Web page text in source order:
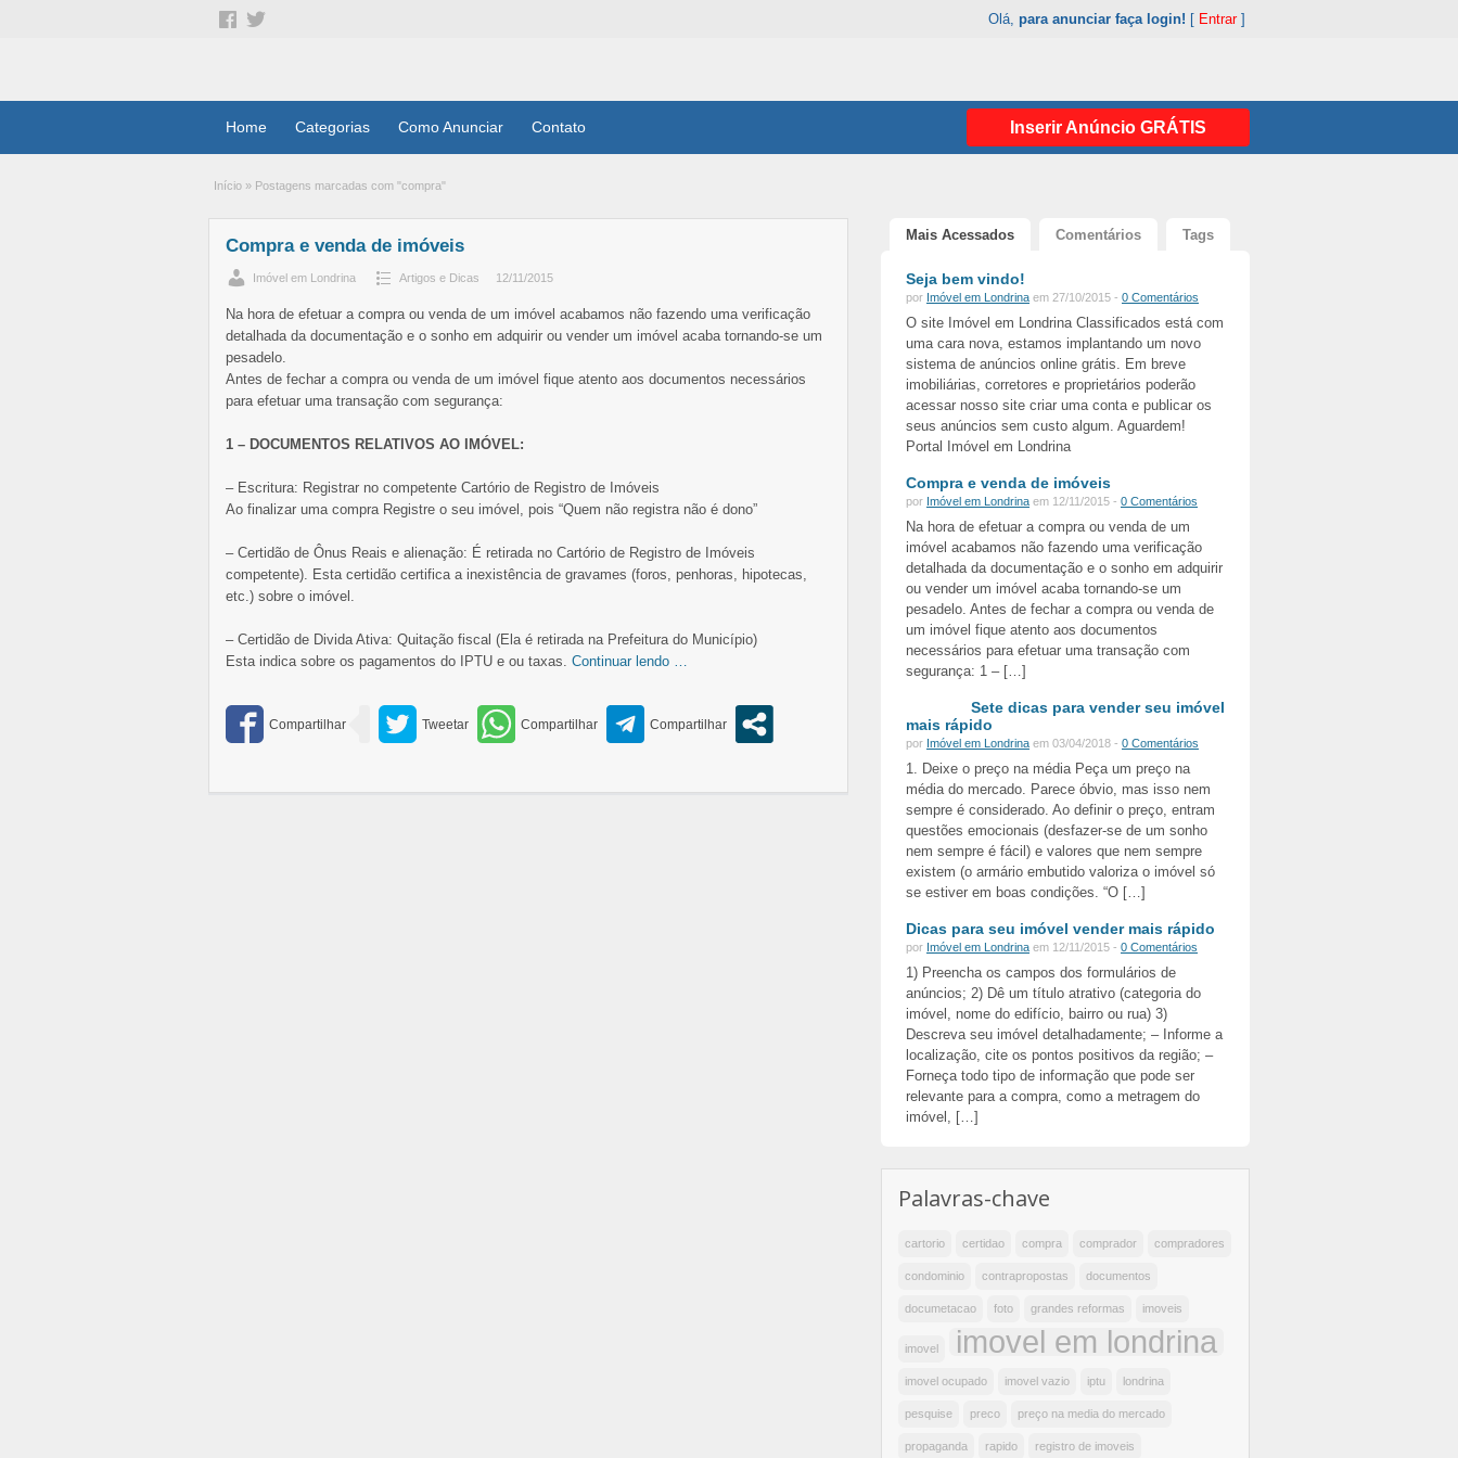
Olá, para anunciar faça login! [ Entrar]
Home Categorias Como Anunciar Contato Inserir Anúncio GRÁTIS
Início » Postagens marcadas com "compra"
Compra e venda de imóveis
Imóvel em Londrina Artigos e Dicas 12/11/2015
Na hora de efetuar a compra ou venda de um imóvel acabamos não fazendo uma verificação
detalhada da documentação e o sonho em adquirir ou vender um imóvel acaba tornando-se um
pesadelo.
Antes de fechar a compra ou venda de um imóvel fique atento aos documentos necessários
para efetuar uma transação com segurança:
1 – DOCUMENTOS RELATIVOS AO IMÓVEL:
– Escritura: Registrar no competente Cartório de Registro de Imóveis
Ao finalizar uma compra Registre o seu imóvel, pois “Quem não registra não é dono”
– Certidão de Ônus Reais e alienação: É retirada no Cartório de Registro de Imóveis
competente). Esta certidão certifica a inexistência de gravames (foros, penhoras, hipotecas,
etc.) sobre o imóvel.
– Certidão de Divida Ativa: Quitação fiscal (Ela é retirada na Prefeitura do Município)
Esta indica sobre os pagamentos do IPTU e ou taxas. Continuar lendo …
Mais Acessados Comentários Tags
Seja bem vindo!
por Imóvel em Londrina em 27/10/2015 - 0 Comentários
O site Imóvel em Londrina Classificados está com
uma cara nova, estamos implantando um novo
sistema de anúncios online grátis. Em breve
imobiliárias, corretores e proprietários poderão
acessar nosso site criar uma conta e publicar os
seus anúncios sem custo algum. Aguardem!
Portal Imóvel em Londrina
Compra e venda de imóveis
por Imóvel em Londrina em 12/11/2015 - 0 Comentários
Na hora de efetuar a compra ou venda de um
imóvel acabamos não fazendo uma verificação
detalhada da documentação e o sonho em adquirir
ou vender um imóvel acaba tornando-se um
pesadelo. Antes de fechar a compra ou venda de
um imóvel fique atento aos documentos
necessários para efetuar uma transação com
segurança: 1 – […]
Sete dicas para vender seu imóvel
mais rápido
por Imóvel em Londrina em 03/04/2018 - 0 Comentários
1. Deixe o preço na média Peça um preço na
média do mercado. Parece óbvio, mas isso nem
sempre é considerado. Ao definir o preço, entram
questões emocionais (desfazer-se de um sonho
nem sempre é fácil) e valores que nem sempre
existem (o armário embutido valoriza o imóvel só
se estiver em boas condições. “O […]
Dicas para seu imóvel vender mais rápido
por Imóvel em Londrina em 12/11/2015 - 0 Comentários
1) Preencha os campos dos formulários de
anúncios; 2) Dê um título atrativo (categoria do
imóvel, nome do edifício, bairro ou rua) 3)
Descreva seu imóvel detalhadamente; – Informe a
localização, cite os pontos positivos da região; –
Forneça todo tipo de informação que pode ser
relevante para a compra, como a metragem do
imóvel, […]
Palavras-chave
cartorio certidao compra comprador compradores
condominio contrapropostas documentos
documetacao foto grandes reformas imoveis
imovel imovel em londrina
imovel ocupado imovel vazio iptu londrina
pesquise preco preço na media do mercado
propaganda rapido registro de imoveis